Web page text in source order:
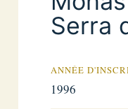
Serra
ANNÉE
1996